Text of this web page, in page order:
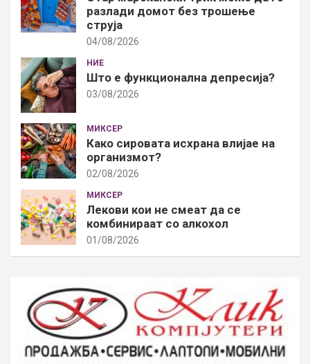
разлади домот без трошење
струја
04/08/2026
НИЕ
Што е функционална депресија?
03/08/2026
МИКСЕР
Како сировата исхрана влијае на
организмот?
02/08/2026
МИКСЕР
Лекови кои не смеат да се
комбинираат со алкохол
01/08/2026